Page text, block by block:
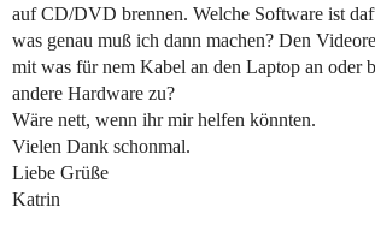
auf CD/DVD brennen. Welche Software ist
was genau muß ich dann machen? Den
mit was für nem Kabel an den Laptop an oder
andere Hardware zu?
Wäre nett, wenn ihr mir helfen könnten.
Vielen Dank schonmal.
Liebe Grüße
Katrin